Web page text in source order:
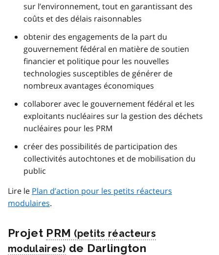
sur l’environnement, tout en garantissant des
coûts et des délais raisonnables
obtenir des engagements de la part du
gouvernement fédéral en matière de soutien
financier et politique pour les nouvelles
technologies susceptibles de générer de
nombreux avantages économiques
collaborer avec le gouvernement fédéral et les
exploitants nucléaires sur la gestion des déchets
nucléaires pour les PRM
créer des possibilités de participation des
collectivités autochtones et de mobilisation du
public
Lire le Plan d’action pour les petits réacteurs
modulaires.
Projet PRM
de Darlington